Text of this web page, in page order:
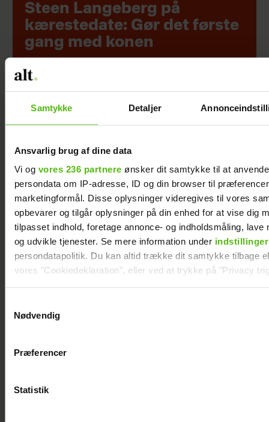
Samtykke Detaljer
Ansvarlig brug af dine data
Vi og vores 236 partnere ønsker dit samtykke til at
persondata om IP-adresse, ID og din browser til
marketingformål. Disse oplysninger videregives til vores
opbevarer og tilgår oplysninger på din enhed for at vise dig
tilpasset indhold, foretage annonce- og indholdsmåling, lave
og udvikle tjenester. Se mere information under indstillinger
persondatapolitik. Du kan altid trække dit samtykke tilbage
vores "Cookiedeklaration", eller ved at trykke på "Privacy
Vi anvender egne cookies og cookies fra tredjeparter til at
generere statistik og huske dine præferencer samt til brug
Nødvendig
Præferencer
Statistik
Steen Langeberg på
kærestedate: Gør det første
gang med konen
KÆMPE GALLERI:
De kendte elsker
Smukfest
Forelsket Hjalmer
med kæresten på
Smukfest: Vi er
lykkelige